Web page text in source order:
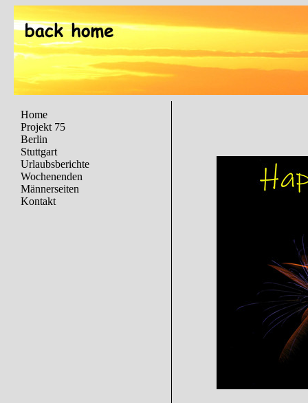
Home
Projekt 75
Berlin
Stuttgart
Urlaubsberichte
Wochenenden
Männerseiten
Kontakt